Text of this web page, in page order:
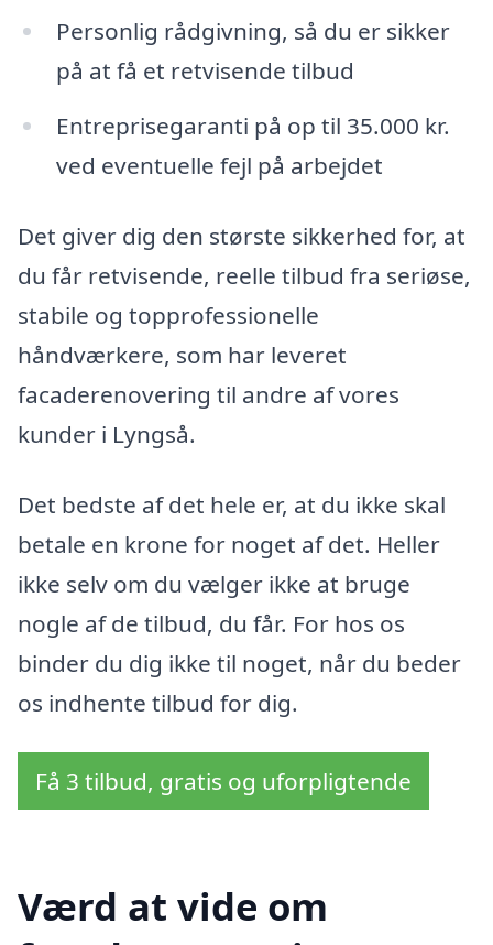
Personlig rådgivning, så du er sikker
på at få et retvisende tilbud
Entreprisegaranti på op til 35.000 kr.
ved eventuelle fejl på arbejdet
Det giver dig den største sikkerhed for, at
du får retvisende, reelle tilbud fra seriøse,
stabile og topprofessionelle
håndværkere, som har leveret
facaderenovering til andre af vores
kunder i Lyngså.
Det bedste af det hele er, at du ikke skal
betale en krone for noget af det. Heller
ikke selv om du vælger ikke at bruge
nogle af de tilbud, du får. For hos os
binder du dig ikke til noget, når du beder
os indhente tilbud for dig.
Få 3 tilbud, gratis og uforpligtende
Værd at vide om